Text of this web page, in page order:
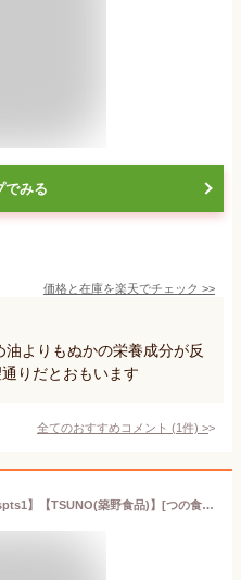
でみる
価格と在庫を楽天でチェック >>
油よりもぬかの栄養成分が反
りだとおもいます
全てのおすすめコメント (1件) >
築野食品 国産こめ油(1.5kg)【spts1】【TSUNO(築野食品)】[つの食品 米油 米ぬか 栄養機能食品 健康 ビタミンE]